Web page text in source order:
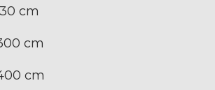
cm
cm
cm